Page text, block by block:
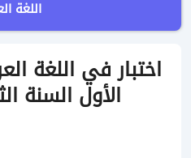
اللغة
الأول السنة